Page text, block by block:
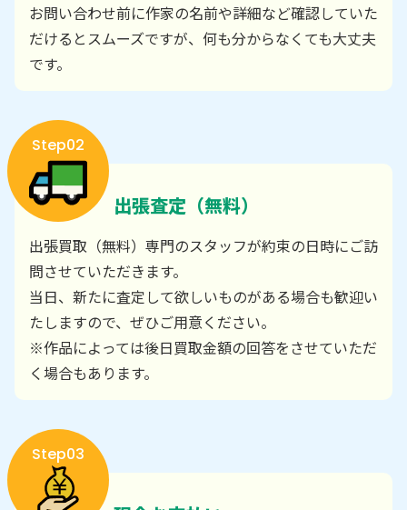
お問い合わせ前に作家の名前や詳細など確認していた
だけるとスムーズですが、何も分からなくても大丈夫
です。
Step02
出張査定（無料）
出張買取（無料）専門のスタッフが約束の日時にご訪
問させていただきます。
当日、新たに査定して欲しいものがある場合も歓迎い
たしますので、ぜひご用意ください。
※作品によっては後日買取金額の回答をさせていただ
く場合もあります。
Step03